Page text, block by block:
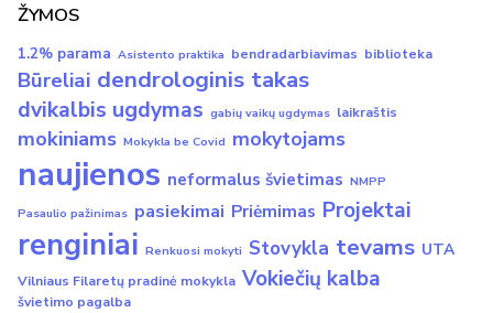
ŽYMOS
1.2% parama Asistento praktika bendradarbiavimas biblioteka
Būreliai dendrologinis takas
dvikalbis ugdymas gabių vaikų ugdymas laikraštis
mokiniams Mokykla be Covid mokytojams
naujienos neformalus švietimas NMPP
Pasaulio pažinimas pasiekimai Priėmimas Projektai
renginiai Renkuosi mokyti Stovykla tevams UTA
Vilniaus Filaretų pradinė mokykla Vokiečių kalba
švietimo pagalba